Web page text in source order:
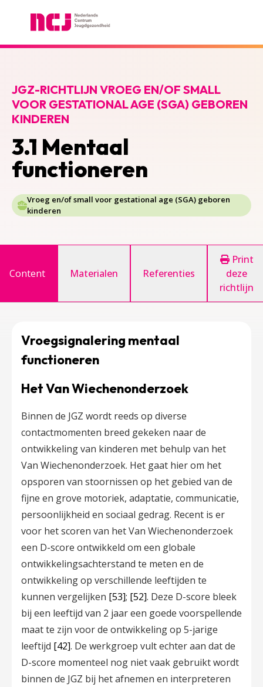
3.1 Mentaal
functioneren
JGZ-RICHTLIJN VROEG EN/OF SMALL
VOOR GESTATIONAL AGE (SGA) GEBOREN
KINDEREN
Vroeg en/of small voor gestational age (SGA) geboren
kinderen
Content Materialen Referenties
Print
deze
richtlijn
Vroegsignalering mentaal
functioneren
Het Van Wiechenonderzoek
Binnen de JGZ wordt reeds op diverse
contactmomenten breed gekeken naar de
ontwikkeling van kinderen met behulp van het
Van Wiechenonderzoek. Het gaat hier om het
opsporen van stoornissen op het gebied van de
fijne en grove motoriek, adaptatie, communicatie,
persoonlijkheid en sociaal gedrag. Recent is er
voor het scoren van het Van Wiechenonderzoek
een D-score ontwikkeld om een globale
ontwikkelingsachterstand te meten en de
ontwikkeling op verschillende leeftijden te
kunnen vergelijken [53]; [52]. Deze D-score bleek
bij een leeftijd van 2 jaar een goede voorspellende
maat te zijn voor de ontwikkeling op 5-jarige
leeftijd [42]. De werkgroep vult echter aan dat de
D-score momenteel nog niet vaak gebruikt wordt
binnen de JGZ bij het afnemen en interpreteren